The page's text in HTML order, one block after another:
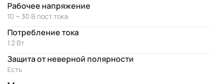
Рабочее напряжение
10 ~ 30 В пост.тока
Потребление тока
1.2 Вт
Защита от неверной полярности
Есть